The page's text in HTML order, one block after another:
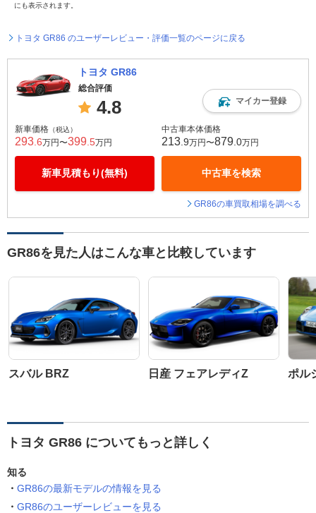
にも表示されます。
トヨタ GR86 のユーザーレビュー・評価一覧のページに戻る
トヨタ GR86
総合評価
4.8 マイカー登録
新車価格 （税込）
293 .6万円〜399 .5万円
新車見積もり(無料)
中古車本体価格
213 .9万円〜879 .0万円
中古車を検索
GR86の車買取相場を調べる
GR86を見た人はこんな車と比較しています
スバル BRZ 日産 フェアレディZ ポル
トヨタ GR86 についてもっと詳しく
知る
GR86の最新モデルの情報を見る
GR86のユーザーレビューを見る